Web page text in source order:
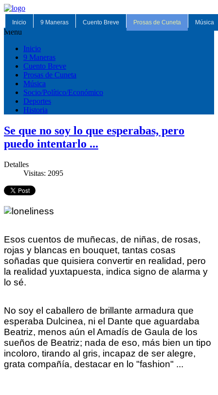
Inicio 9 Maneras Cuento Breve Prosas de Cuneta Música
Menu
Inicio
9 Maneras
Cuento Breve
Prosas de Cuneta
Música
Socio/Político/Económico
Deportes
Historia
Se que no soy lo que esperabas, pero
puedo intentarlo ...
Detalles
Visitas: 2095
Esos cuentos de muñecas, de niñas, de rosas,
rojas y blancas en bouquet, tantas cosas
soñadas que quisiera convertir en realidad, pero
la realidad yuxtapuesta, indica signo de alarma y
lo sé.
No soy el caballero de brillante armadura que
esperaba Dulcinea, ni el Dante que aguardaba
Beatriz, menos aún el Amadís de Gaula de los
sueños de Beatriz; nada de eso, más bien un tipo
incoloro, tirando al gris, incapaz de ser alegre,
grata compañía, destacar en lo "fashion" ...